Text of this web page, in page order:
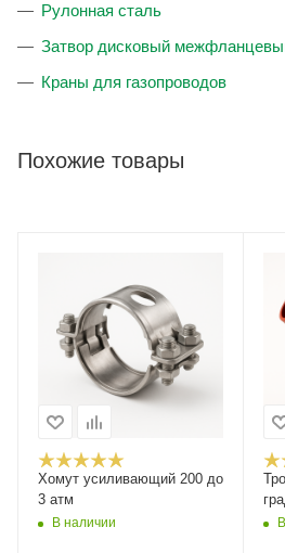
Рулонная сталь
Затвор дисковый
Краны для газопроводов
Похожие товары
Хомут усиливающий 200 до
3 атм
В наличии